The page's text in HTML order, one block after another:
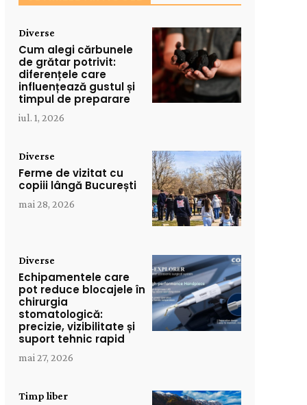
Diverse
Cum alegi cărbunele
de grătar potrivit:
diferențele care
influențează gustul și
timpul de preparare
iul. 1, 2026
Diverse
Ferme de vizitat cu
copiii lângă București
mai 28, 2026
Diverse
Echipamentele care
pot reduce blocajele în
chirurgia
stomatologică:
precizie, vizibilitate și
suport tehnic rapid
mai 27, 2026
Timp liber